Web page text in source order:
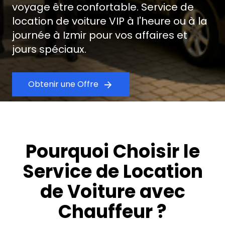
voyage être confortable. Service de
location de voiture VIP à l'heure ou à la
journée à Izmir pour vos affaires et
jours spéciaux.
Obtenir une Offre
Pourquoi Choisir le
Service de Location
de Voiture avec
Chauffeur ?